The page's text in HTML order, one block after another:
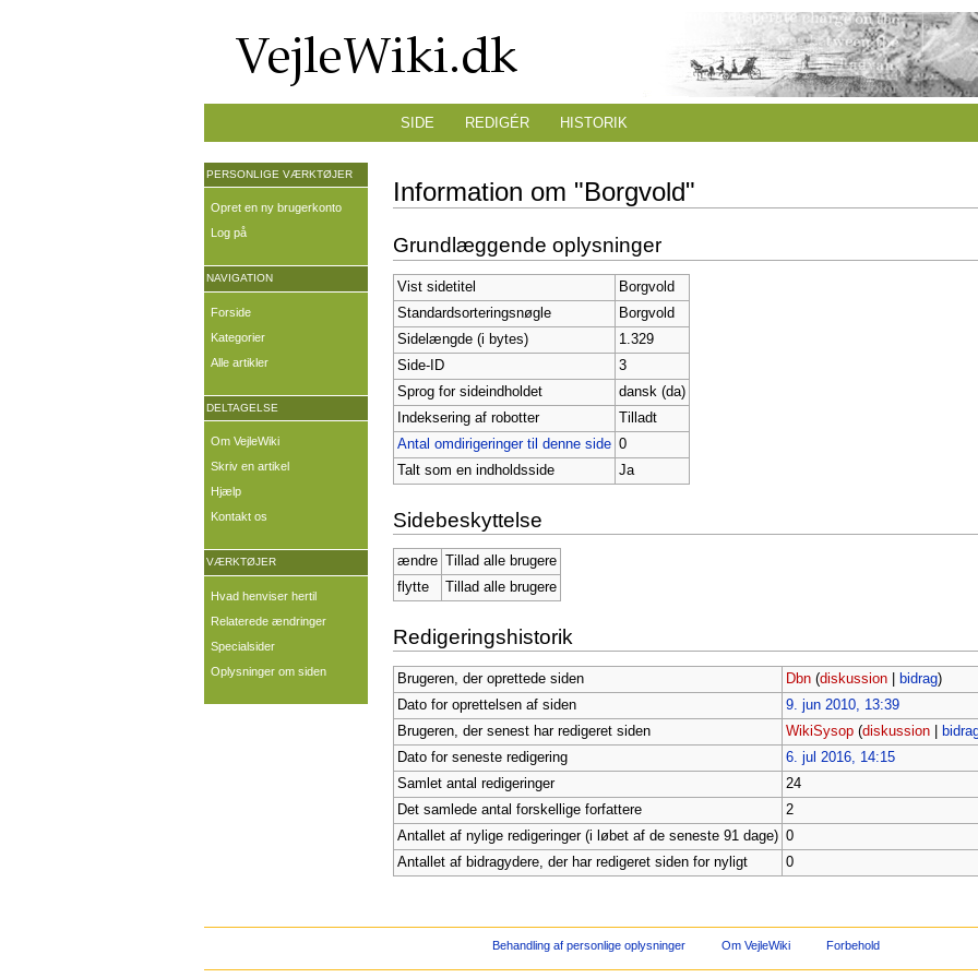
Information om "Borgvold"
Grundlæggende oplysninger
Vist sidetitel
Borgvold
Standardsorteringsnøgle
Borgvold
Sidelængde (i bytes)
1.329
Side-ID
3
Sprog for sideindholdet
dansk (da)
Indeksering af robotter
Tilladt
Antal omdirigeringer til denne side 0
Talt som en indholdsside
Ja
Sidebeskyttelse
ændre
Tillad alle brugere
flytte
Tillad alle brugere
Redigeringshistorik
Brugeren, der oprettede siden Dbn (diskussion| bidrag)
Dato for oprettelsen af siden
9. jun 2010, 13:39
Brugeren, der senest har redigeret siden
WikiSysop (diskussion|
Dato for seneste redigering
6. jul 2016, 14:15
Samlet antal redigeringer
24
Det samlede antal forskellige forfattere
2
Antallet af nylige redigeringer (i løbet af de seneste 91 dage) 0
Antallet af bidragydere, der har redigeret siden for nyligt
0
SIDE REDIGÉR HISTORIK
PERSONLIGE VÆRKTØJER
Opret en ny brugerkonto
Log på
NAVIGATION
Forside
Kategorier
Alle artikler
DELTAGELSE
Om VejleWiki
Skriv en artikel
Hjælp
Kontakt os
VÆRKTØJER
Hvad henviser hertil
Relaterede ændringer
Specialsider
Oplysninger om siden
Behandling af personlige oplysninger Om VejleWiki Forbehold